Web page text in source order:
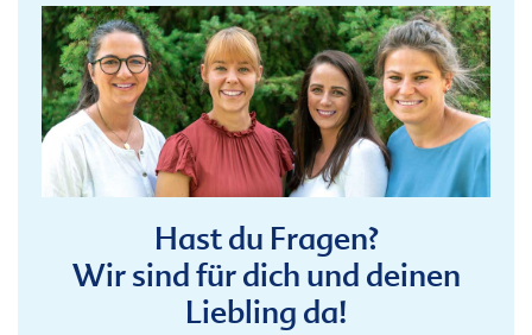
Hast du Fragen?
Wir sind für dich und deinen
Liebling da!